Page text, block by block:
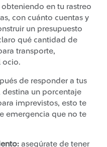
en tu rastreo
con cuánto cuentas y
un presupuesto
qué cantidad de
transporte,
ocio.
de responder a tus
un porcentaje
imprevistos, esto te
emergencia que no te
asegúrate de tener